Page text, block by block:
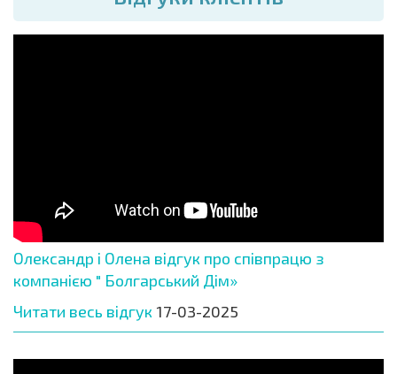
Олександр і Олена відгук про співпрацю з
компанією " Болгарський Дім»
Читати весь відгук 17-03-2025